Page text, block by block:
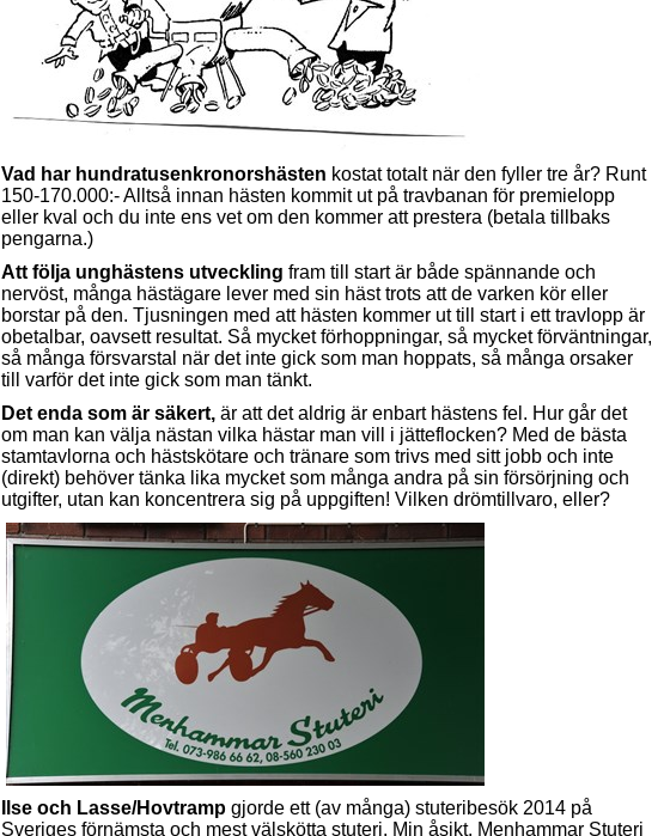
Vad har hundratusenkronorshästen kostat totalt när den fyller tre år? Runt
150-170.000:- Alltså innan hästen kommit ut på travbanan för premielopp
eller kval och du inte ens vet om den kommer att prestera (betala tillbaks
pengarna.)
Att följa unghästens utveckling fram till start är både spännande och
nervöst, många hästägare lever med sin häst trots att de varken kör eller
borstar på den. Tjusningen med att hästen kommer ut till start i ett travlopp är
obetalbar, oavsett resultat. Så mycket förhoppningar, så mycket förväntningar,
så många försvarstal när det inte gick som man hoppats, så många orsaker
till varför det inte gick som man tänkt.
Det enda som är säkert, är att det aldrig är enbart hästens fel. Hur går det
om man kan välja nästan vilka hästar man vill i jätteflocken? Med de bästa
stamtavlorna och hästskötare och tränare som trivs med sitt jobb och inte
(direkt) behöver tänka lika mycket som många andra på sin försörjning och
utgifter, utan kan koncentrera sig på uppgiften! Vilken drömtillvaro, eller?
Ilse och Lasse/Hovtramp gjorde ett (av många) stuteribesök 2014 på
Sveriges förnämsta och mest välskötta stuteri. Min åsikt. Menhammar Stuteri